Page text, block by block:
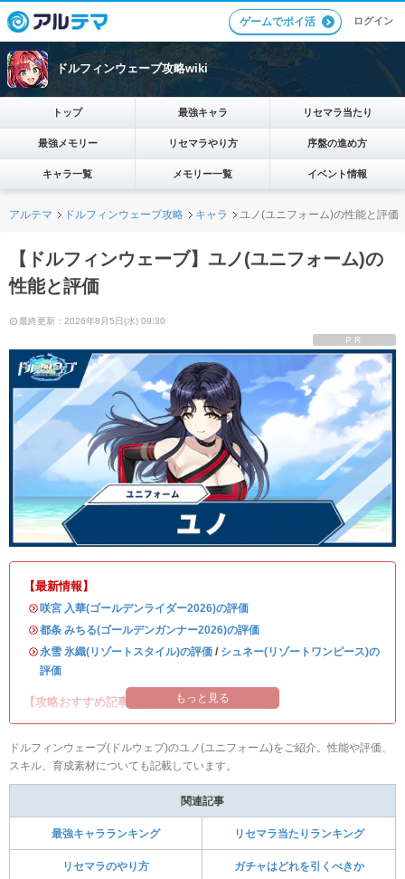
ゲームでポイ活 ログイン
ドルフィンウェーブ攻略wiki
トップ 最強キャラ リセマラ当たり
最強メモリー リセマラやり方 序盤の進め方
キャラ一覧 メモリー一覧 イベント情報
アルテマ ドルフィンウェーブ攻略 キャラ ユノ(ユニフォーム)の性能と評価
【ドルフィンウェーブ】ユノ(ユニフォーム)の
性能と評価
最終更新：2026年8月5日(水) 09:30
PR
【最新情報】
・咲宮 入華(ゴールデンライダー2026)の評価
・都条 みちる(ゴールデンガンナー2026)の評価
・永雪 氷織(リゾートスタイル)の評価 / シュネー(リゾートワンピース)の
評価
【攻略おすすめ記事】 もっと見る
ドルフィンウェーブ(ドルウェブ)のユノ(ユニフォーム)をご紹介。性能や評価、
スキル、育成素材についても記載しています。
関連記事
最強キャラランキング リセマラ当たりランキング
リセマラのやり方 ガチャはどれを引くべきか